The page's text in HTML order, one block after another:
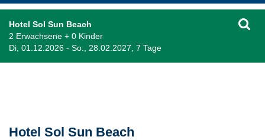
Hotel Sol Sun Beach
2 Erwachsene + 0 Kinder
Di, 01.12.2026 - So., 28.02.2027, 7 Tage
Hotel Sol Sun Beach